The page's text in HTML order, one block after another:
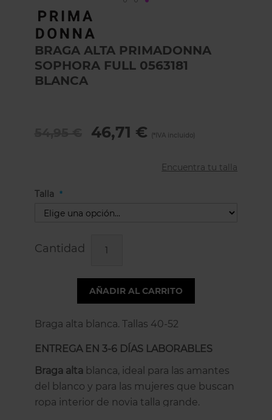
BRAGA ALTA PRIMADONNA
SOPHORA FULL 0563181
BLANCA
46,71 €
Encuentra tu talla
Talla
Cantidad
AÑADIR AL CARRITO
Braga alta blanca. Tallas 40-52
ENTREGA EN 3-6 DÍAS LABORABLES
Braga altablanca, ideal para las amantes
del blanco y para las mujeres que buscan
ropa interior de novia talla grande.
beginning
images